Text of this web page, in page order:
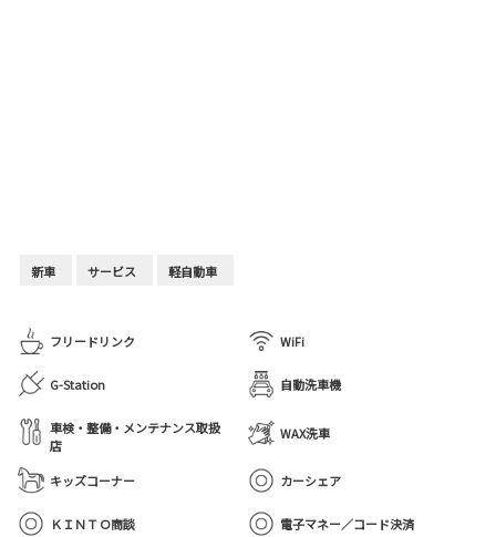
新車 サービス 軽自動車
フリードリンク WiFi
G-Station 自動洗車機
車検・整備・メンテナンス取扱
店
WAX洗車
キッズコーナー カーシェア
ＫＩＮＴＯ商談 電子マネー／コード決済